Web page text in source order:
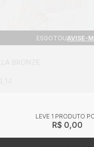
ESGOTOUAVISE-
LEVE 1 PRODUTO
R$ 0,00